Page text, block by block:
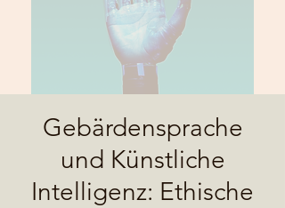
Gebärdensprache
und Künstliche
Intelligenz: Ethische